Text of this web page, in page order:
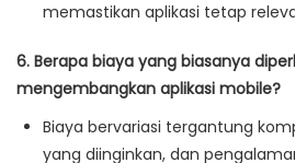
memastikan aplikasi tetap
6. Berapa biaya yang biasanya
mengembangkan aplikasi mobile?
Biaya bervariasi tergantung
yang diinginkan, dan